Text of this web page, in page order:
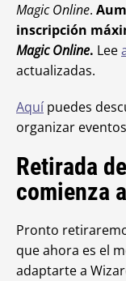
Magic Online.
inscripción
Magic Online. Lee
actualizadas.
Aquí puedes
organizar
Retirada
comienza
Pronto
que ahora es el
adaptarte a